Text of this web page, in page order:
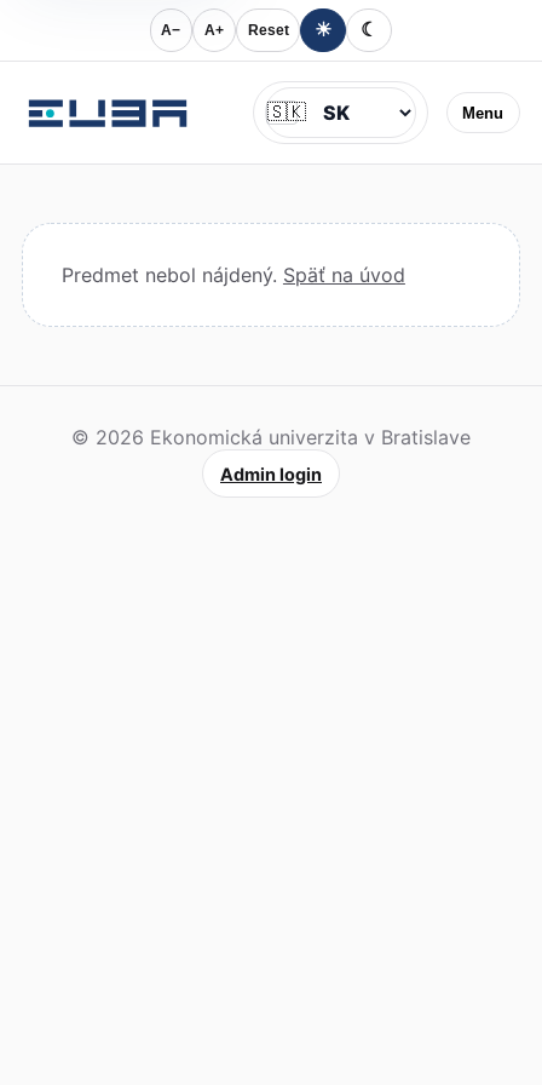
A− A+ Reset ☀ ☾
Menu
Jazyk
🇸🇰
Predmet nebol nájdený. Späť na úvod
© 2026 Ekonomická univerzita v Bratislave
Admin login